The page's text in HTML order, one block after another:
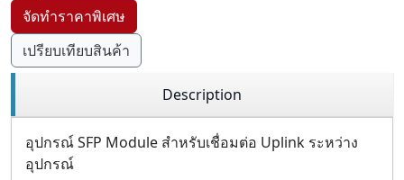
จัดทำราคาพิเศษ
เปรียบเทียบสินค้า
Description
อุปกรณ์ SFP Module สำหรับเชื่อมต่อ Uplink ระหว่าง
อุปกรณ์